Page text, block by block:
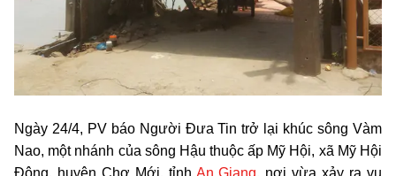
Ngày 24/4, PV báo Người Đưa Tin trở lại khúc sông Vàm
Nao, một nhánh của sông Hậu thuộc ấp Mỹ Hội, xã Mỹ Hội